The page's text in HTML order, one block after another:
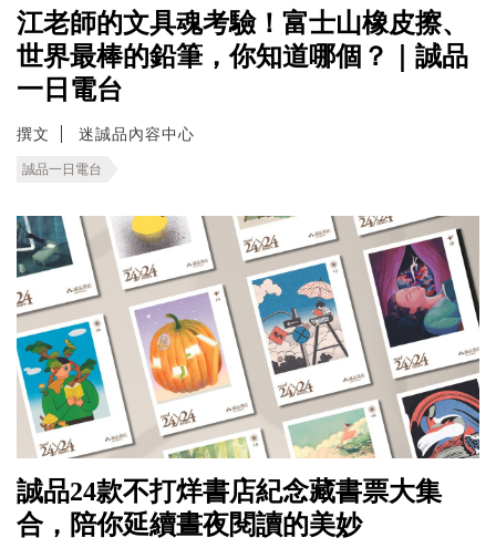
江老師的文具魂考驗！富士山橡皮擦、
世界最棒的鉛筆，你知道哪個？｜誠品
一日電台
撰文 迷誠品內容中心
誠品一日電台
誠品24款不打烊書店紀念藏書票大集
合，陪你延續晝夜閱讀的美妙